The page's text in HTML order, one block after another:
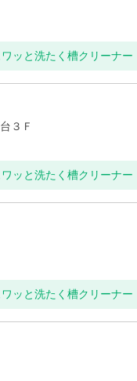
ッと洗たく槽クリーナー
３Ｆ
ッと洗たく槽クリーナー
ッと洗たく槽クリーナー